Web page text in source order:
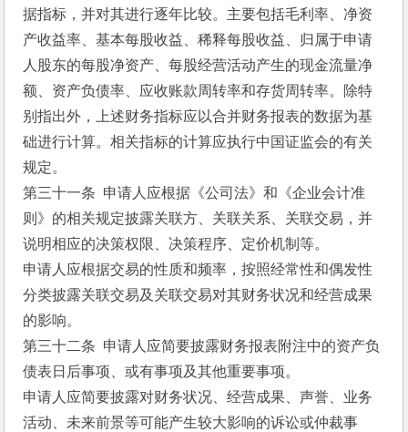
据指标，并对其进行逐年比较。主要包括毛利率、净资
产收益率、基本每股收益、稀释每股收益、归属于申请
人股东的每股净资产、每股经营活动产生的现金流量净
额、资产负债率、应收账款周转率和存货周转率。除特
别指出外，上述财务指标应以合并财务报表的数据为基
础进行计算。相关指标的计算应执行中国证监会的有关
规定。
第三十一条  申请人应根据《公司法》和《企业会计准
则》的相关规定披露关联方、关联关系、关联交易，并
说明相应的决策权限、决策程序、定价机制等。
申请人应根据交易的性质和频率，按照经常性和偶发性
分类披露关联交易及关联交易对其财务状况和经营成果
的影响。
第三十二条  申请人应简要披露财务报表附注中的资产负
债表日后事项、或有事项及其他重要事项。
申请人应简要披露对财务状况、经营成果、声誉、业务
活动、未来前景等可能产生较大影响的诉讼或仲裁事